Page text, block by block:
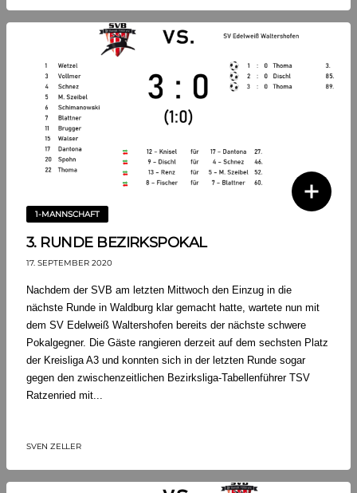
1-MANNSCHAFT
3. RUNDE BEZIRKSPOKAL
17. SEPTEMBER 2020
Nachdem der SVB am letzten Mittwoch den Einzug in die
nächste Runde in Waldburg klar gemacht hatte, wartete nun mit
dem SV Edelweiß Waltershofen bereits der nächste schwere
Pokalgegner. Die Gäste rangieren derzeit auf dem sechsten Platz
der Kreisliga A3 und konnten sich in der letzten Runde sogar
gegen den zwischenzeitlichen Bezirksliga-Tabellenführer TSV
Ratzenried mit...
SVEN ZELLER